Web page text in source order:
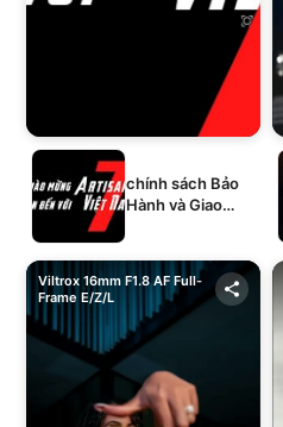
chính sách Bảo
Hành và Giao
Viltrox 16mm F1.8 AF Full-
Frame E/Z/L